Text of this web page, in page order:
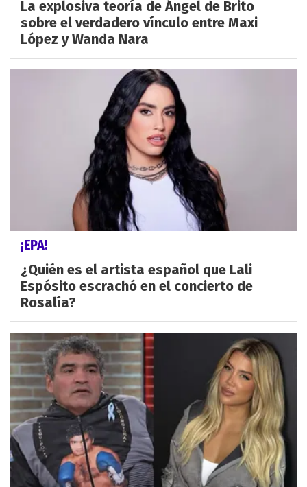
La explosiva teoría de Ángel de Brito
sobre el verdadero vínculo entre Maxi
López y Wanda Nara
¡EPA!
¿Quién es el artista español que Lali
Espósito escrachó en el concierto de
Rosalía?